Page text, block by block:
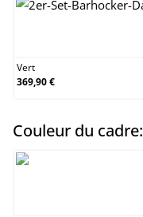
Vert
369,90 €
Couleur du cadre: